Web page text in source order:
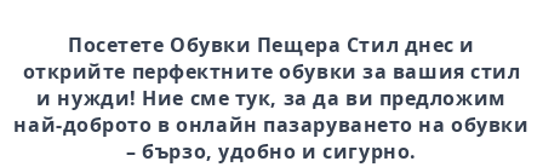
Посетете Обувки Пещера Стил днес и
открийте перфектните обувки за вашия стил
и нужди! Ние сме тук, за да ви предложим
най-доброто в онлайн пазаруването на обувки
– бързо, удобно и сигурно.